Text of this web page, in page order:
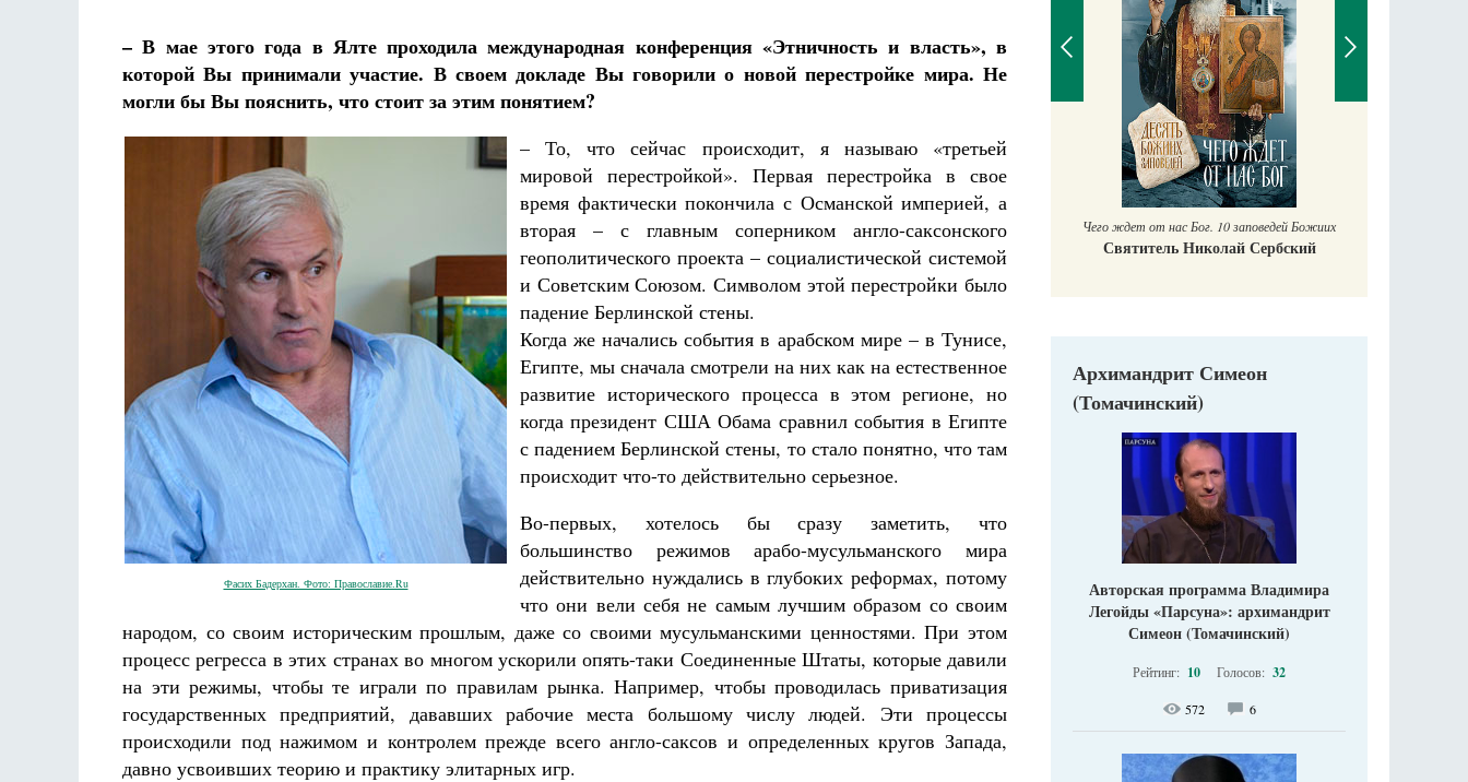
– В мае этого года в Ялте проходила международная конференция «Этничность и власть», в
которой Вы принимали участие. В своем докладе Вы говорили о новой перестройке мира. Не
могли бы Вы пояснить, что стоит за этим понятием?
Фасих Бадерхан. Фото: Православие.Ru
– То, что сейчас происходит, я называю «третьей
мировой перестройкой». Первая перестройка в свое
время фактически покончила с Османской империей, а
вторая – с главным соперником англо-саксонского
геополитического проекта – социалистической системой
и Советским Союзом. Символом этой перестройки было
падение Берлинской стены.
Когда же начались события в арабском мире – в Тунисе,
Египте, мы сначала смотрели на них как на естественное
развитие исторического процесса в этом регионе, но
когда президент США Обама сравнил события в Египте
с падением Берлинской стены, то стало понятно, что там
происходит что-то действительно серьезное.
Во-первых, хотелось бы сразу заметить, что
большинство режимов арабо-мусульманского мира
действительно нуждались в глубоких реформах, потому
что они вели себя не самым лучшим образом со своим
народом, со своим историческим прошлым, даже со своими мусульманскими ценностями. При этом
процесс регресса в этих странах во многом ускорили опять-таки Соединенные Штаты, которые давили
на эти режимы, чтобы те играли по правилам рынка. Например, чтобы проводилась приватизация
государственных предприятий, дававших рабочие места большому числу людей. Эти процессы
происходили под нажимом и контролем прежде всего англо-саксов и определенных кругов Запада,
давно усвоивших теорию и практику элитарных игр.
Разлуки не будет
Фредерика де Грааф
Роман Котов
Чего ждет от нас Бог. 10 заповедей Божиих
Святитель Николай Сербский
Архимандрит Симеон
(Томачинский)
Авторская программа Владимира
Легойды «Парсуна»: архимандрит
Симеон (Томачинский)
Рейтинг: 10 Голосов: 32
572 6